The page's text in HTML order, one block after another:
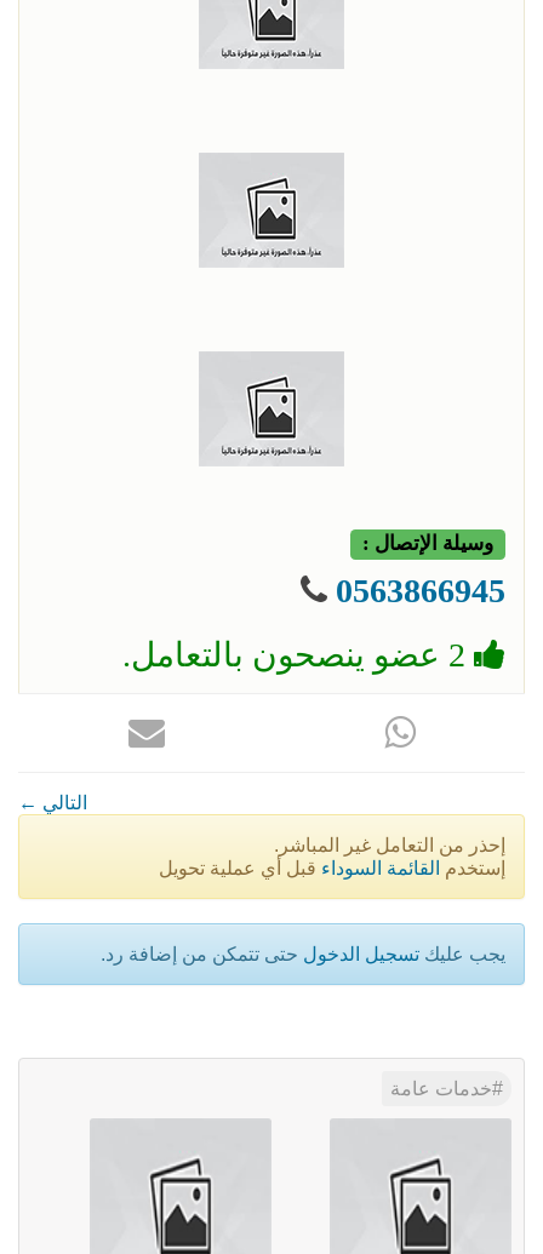
وسيلة الإتصال :
0563866945
← التالي
إحذر من التعامل غير المباشر.
إستخدم القائمة السوداء قبل أي عملية تحويل
يجب عليك تسجيل الدخول حتى تتمكن من إضافة رد.
خدمات عامة